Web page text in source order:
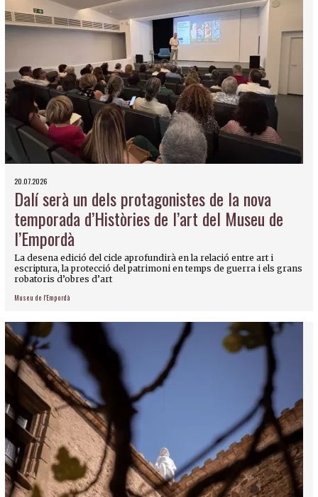
20.07.2026
Dalí serà un dels protagonistes de la nova
temporada d’Històries de l’art del Museu de
l’Empordà
La desena edició del cicle aprofundirà en la relació entre art i
escriptura, la protecció del patrimoni en temps de guerra i els grans
robatoris d’obres d’art
Museu de l'Empordà